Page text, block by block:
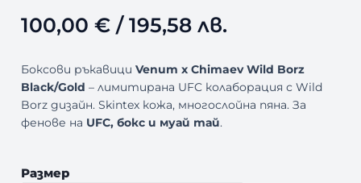
100,00 €/ 195,58 лв.
Боксови ръкавици Venum x Chimaev Wild Borz
Black/Gold – лимитирана UFC колаборация с Wild
Borz дизайн. Skintex кожа, многослойна пяна. За
фенове на UFC, бокс и муай тай.
Размер